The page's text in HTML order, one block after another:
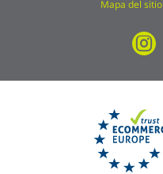
Mapa del sitio